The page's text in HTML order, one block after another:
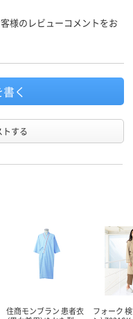
用 男女兼用
様のレビューコメントをお
く
トする
住商モンブラン 患者衣
フォーク